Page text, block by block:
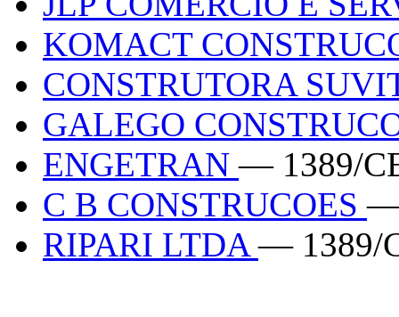
KOMACT
CONSTRUTORA
GALEGO
ENGETRAN— 1389/
C B CONSTRUCOES—
RIPARI LTDA— 1389/